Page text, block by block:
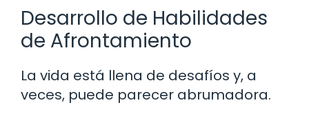
Desarrollo de Habilidades
de Afrontamiento
La vida está llena de desafíos y, a
veces, puede parecer abrumadora.